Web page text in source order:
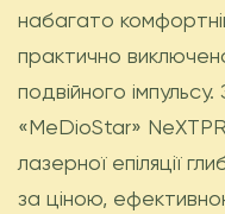
набагато
практично
подвійного
«MeDioStar»
лазерної епіляції
за ціною,